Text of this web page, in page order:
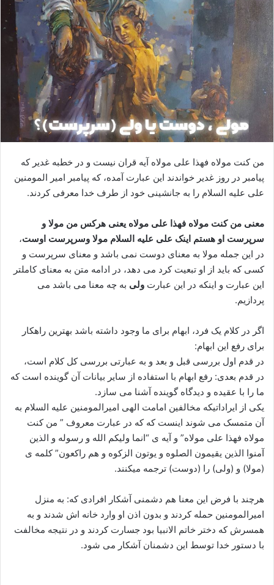
من کنت مولاه فهذا علی مولاه آیه قران نیست و در خطبه غدیر که
پیامبر در روز غدیر خواندند این عبارت آمده، که پیامبر امیر المومنین
علی علیه السلام را به جانشینی خود از طرف خدا معرفی کردند.
معنی من کنت مولاه فهذا علی مولاه یعنی هرکس من مولا و
سرپرست او هستم اینک علی علیه السلام مولا وسرپرست اوست،
در این جمله مولا به معنای دوست نمی باشد و معنای سرپرست و
کسی که باید از او تبعیت کرد می دهد، در ادامه متن به معنای کاملتر
این عبارت و اینکه در این عبارت ولی به چه معنا می باشد می
پردازیم.
اگر در کلام یک فرد، ابهام برای ما وجود داشته باشد بهترین راهکار
برای رفع این ابهام:
در قدم اول بررسی قبل و بعد و به عبارتی بررسی کل کلام است،
در قدم بعدی: رفع ابهام با استفاده از سایر بیانات آن گوینده است که
ما را با عقیده و دیدگاه گوینده آشنا می سازد.
یکی از ایراداتیکه مخالفین امامت الهی امیرالمومنین علیه السلام به
آن متمسک می شوند اینست که که در عبارت معروف ” من کنت
مولاه فهذا علی مولاه” و آیه ی “انما ولیکم الله و رسوله و الذین
آمنوا الذین یقیمون الصلوه و یوتون الزکوه و هم راکعون” کلمه ی
(مولا) و (ولی) را (دوست) ترجمه میکنند.
هرچند با فرض این معنا هم دشمنی آشکار افرادی که: به منزل
امیرالمومنین حمله کردند و بدون اذن او وارد خانه اش شدند و به
همسرش که دختر خاتم الانبیا بود جسارت کردند و در نتیجه مخالفت
با دستور خدا توسط این دشمنان آشکار می شود.